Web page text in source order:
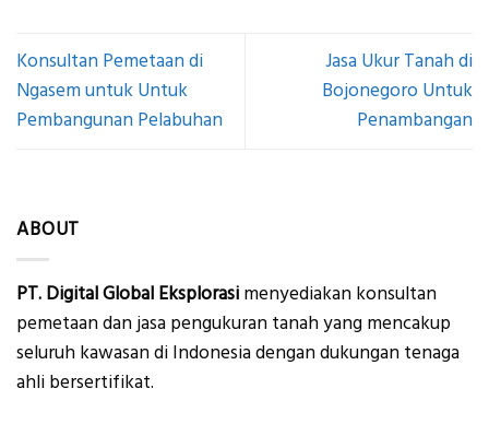
Konsultan Pemetaan di
Ngasem untuk Untuk
Pembangunan Pelabuhan
Jasa Ukur Tanah di
Bojonegoro Untuk
Penambangan
ABOUT
PT. Digital Global Eksplorasi menyediakan konsultan
pemetaan dan jasa pengukuran tanah yang mencakup
seluruh kawasan di Indonesia dengan dukungan tenaga
ahli bersertifikat.